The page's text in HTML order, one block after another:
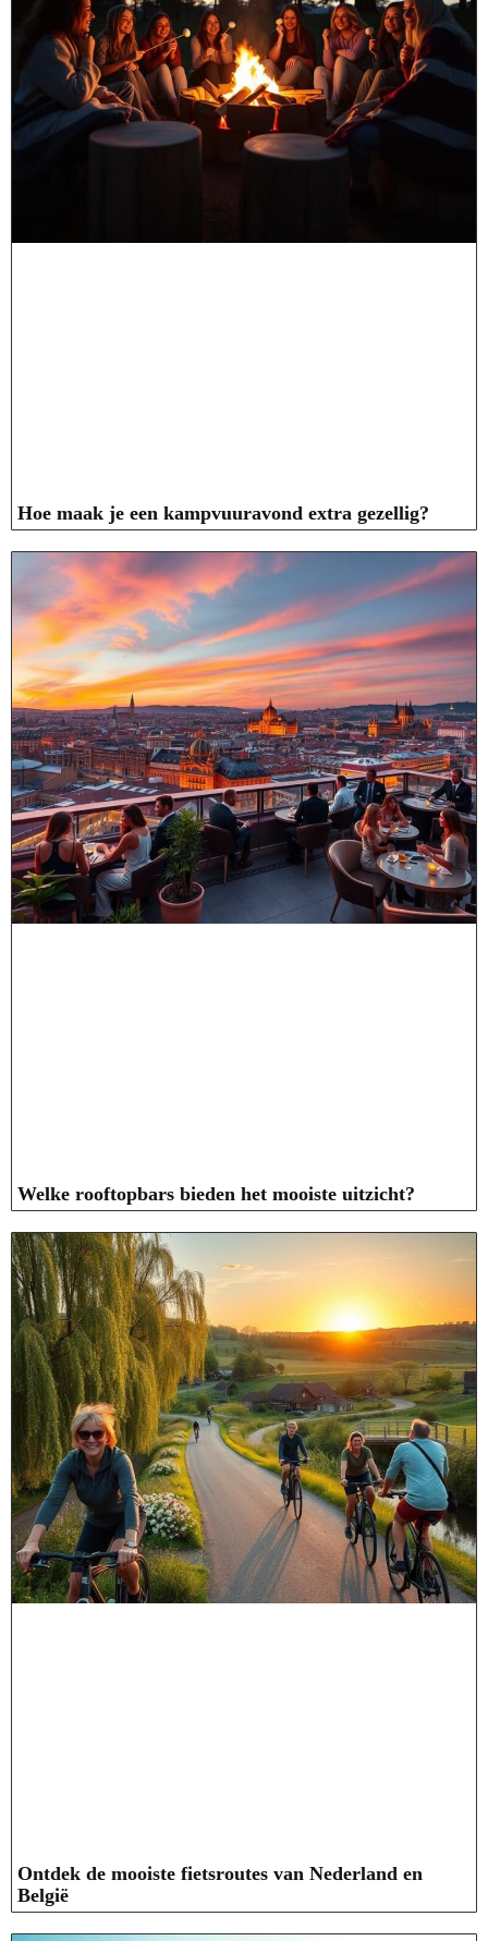
Hoe maak je een kampvuuravond extra gezellig?
Welke rooftopbars bieden het mooiste uitzicht?
Ontdek de mooiste fietsroutes van Nederland en
België